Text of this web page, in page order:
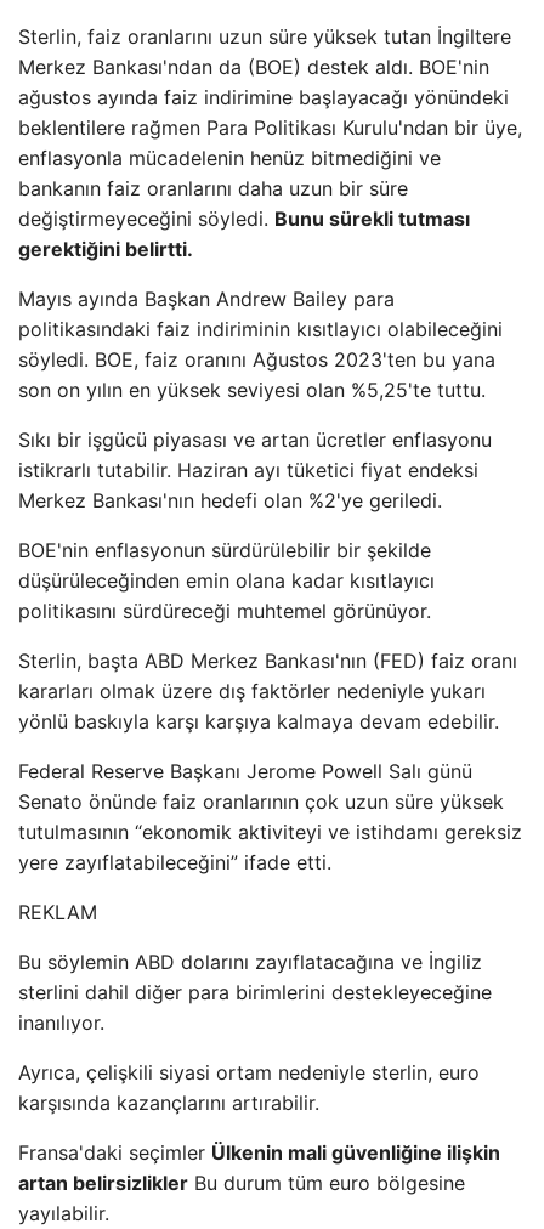
Sterlin, faiz oranlarını uzun süre yüksek tutan İngiltere
Merkez Bankası'ndan da (BOE) destek aldı. BOE'nin
ağustos ayında faiz indirimine başlayacağı yönündeki
beklentilere rağmen Para Politikası Kurulu'ndan bir üye,
enflasyonla mücadelenin henüz bitmediğini ve
bankanın faiz oranlarını daha uzun bir süre
değiştirmeyeceğini söyledi. Bunu sürekli tutması
gerektiğini belirtti.
Mayıs ayında Başkan Andrew Bailey para
politikasındaki faiz indiriminin kısıtlayıcı olabileceğini
söyledi. BOE, faiz oranını Ağustos 2023'ten bu yana
son on yılın en yüksek seviyesi olan %5,25'te tuttu.
Sıkı bir işgücü piyasası ve artan ücretler enflasyonu
istikrarlı tutabilir. Haziran ayı tüketici fiyat endeksi
Merkez Bankası'nın hedefi olan %2'ye geriledi.
BOE'nin enflasyonun sürdürülebilir bir şekilde
düşürüleceğinden emin olana kadar kısıtlayıcı
politikasını sürdüreceği muhtemel görünüyor.
Sterlin, başta ABD Merkez Bankası'nın (FED) faiz oranı
kararları olmak üzere dış faktörler nedeniyle yukarı
yönlü baskıyla karşı karşıya kalmaya devam edebilir.
Federal Reserve Başkanı Jerome Powell Salı günü
Senato önünde faiz oranlarının çok uzun süre yüksek
tutulmasının “ekonomik aktiviteyi ve istihdamı gereksiz
yere zayıflatabileceğini” ifade etti.
REKLAM
Bu söylemin ABD dolarını zayıflatacağına ve İngiliz
sterlini dahil diğer para birimlerini destekleyeceğine
inanılıyor.
Ayrıca, çelişkili siyasi ortam nedeniyle sterlin, euro
karşısında kazançlarını artırabilir.
Fransa'daki seçimler Ülkenin mali güvenliğine ilişkin
artan belirsizlikler Bu durum tüm euro bölgesine
yayılabilir.